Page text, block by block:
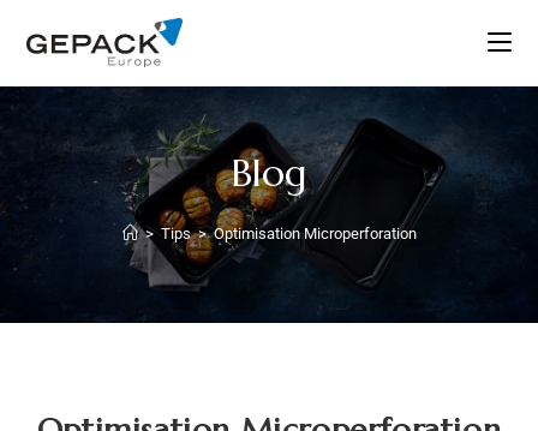
Blog
> Tips > Optimisation Microperforation